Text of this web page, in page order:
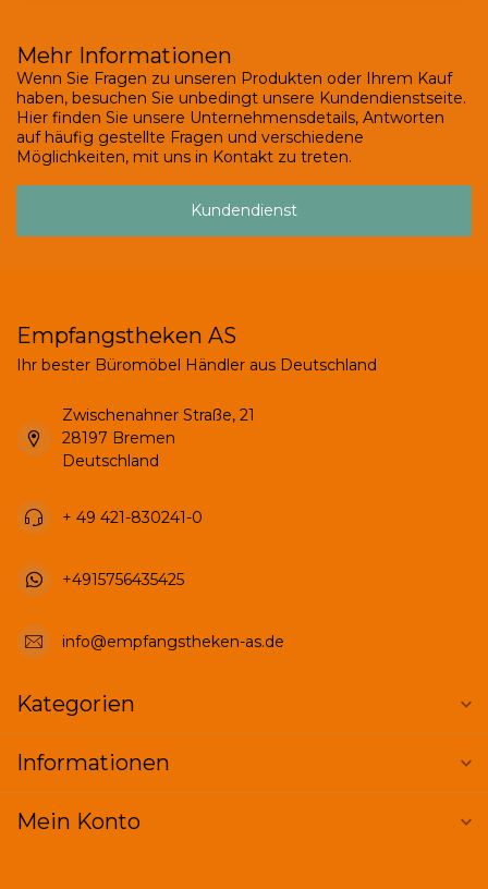
Mehr Informationen
Wenn Sie Fragen zu unseren Produkten oder Ihrem Kauf
haben, besuchen Sie unbedingt unsere Kundendienstseite.
Hier finden Sie unsere Unternehmensdetails, Antworten
auf häufig gestellte Fragen und verschiedene
Möglichkeiten, mit uns in Kontakt zu treten.
Kundendienst
Empfangstheken AS
Ihr bester Büromöbel Händler aus Deutschland
Zwischenahner Straße, 21
28197 Bremen
Deutschland
+ 49 421-830241-0
+4915756435425
info@empfangstheken-as.de
Kategorien
Informationen
Mein Konto